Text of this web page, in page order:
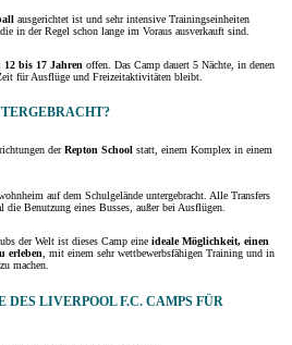
ausgerichtet ist und sehr intensive Trainingseinheiten
in der Regel schon lange im Voraus ausverkauft sind.
bis 17 Jahren offen. Das Camp dauert 5 Nächte, in denen
für Ausflüge und Freizeitaktivitäten bleibt.
derRepton School statt, einem Komplex in einem
auf dem Schulgelände untergebracht. Alle Transfers
Benutzung eines Busses, außer bei Ausflügen.
der Welt ist dieses Camp eine ideale Möglichkeit, einen
erleben , mit einem sehr wettbewerbsfähigen Training und in
machen.
LIVERPOOL F.C. CAMPS FÜR